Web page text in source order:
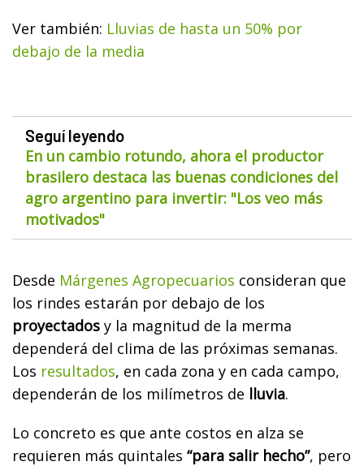
Ver también: Lluvias de hasta un 50% por
debajo de la media
Seguí leyendo
En un cambio rotundo, ahora el productor
brasilero destaca las buenas condiciones del
agro argentino para invertir: "Los veo más
motivados"
Desde Márgenes Agropecuarios consideran que
los rindes estarán por debajo de los
proyectados y la magnitud de la merma
dependerá del clima de las próximas semanas.
Los resultados, en cada zona y en cada campo,
dependerán de los milímetros de lluvia.
Lo concreto es que ante costos en alza se
requieren más quintales “para salir hecho”, pero